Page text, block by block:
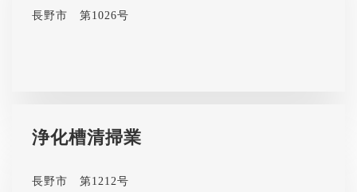
長野市 第1026号
浄化槽清掃業
長野市 第1212号